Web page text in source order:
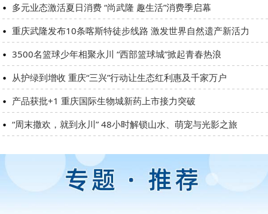
多元业态激活夏日消费 “尚武隆 趣生活”消费季启幕
重庆武隆发布10条喀斯特徒步线路 激发世界自然遗产新活力
3500名篮球少年相聚永川 “西部篮球城”掀起青春热浪
从护绿到增收 重庆“三兴”行动让生态红利惠及千家万户
产品获批+1 重庆国际生物城新药上市接力突破
“周末撒欢，就到永川” 48小时解锁山水、萌宠与光影之旅